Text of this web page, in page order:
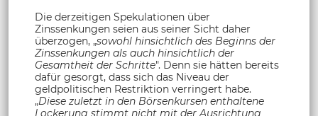
Die derzeitigen Spekulationen über
Zinssenkungen seien aus seiner Sicht daher
überzogen, „sowohl hinsichtlich des Beginns der
Zinssenkungen als auch hinsichtlich der
Gesamtheit der Schritte". Denn sie hätten bereits
dafür gesorgt, dass sich das Niveau der
geldpolitischen Restriktion verringert habe.
„Diese zuletzt in den Börsenkursen enthaltene
Lockerung stimmt nicht mit der Ausrichtung